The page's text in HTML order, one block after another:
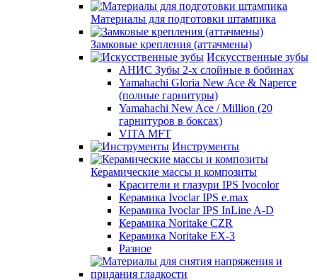
Материалы для подготовки штампика
Замковые крепления (аттачмены)
Искусственные зубы
АНИС Зубы 2-х слойные в бобинах
Yamahachi Gloria New Ace & Naperce
(полные гарнитуры)
Yamahachi New Ace / Million (20
гарнитуров в боксах)
VITA MFT
Инструменты
Керамические массы и композиты
Красители и глазури IPS Ivocolor
Керамика Ivoclar IPS e.max
Керамика Ivoclar IPS InLine A-D
Керамика Noritake CZR
Керамика Noritake EX-3
Разное